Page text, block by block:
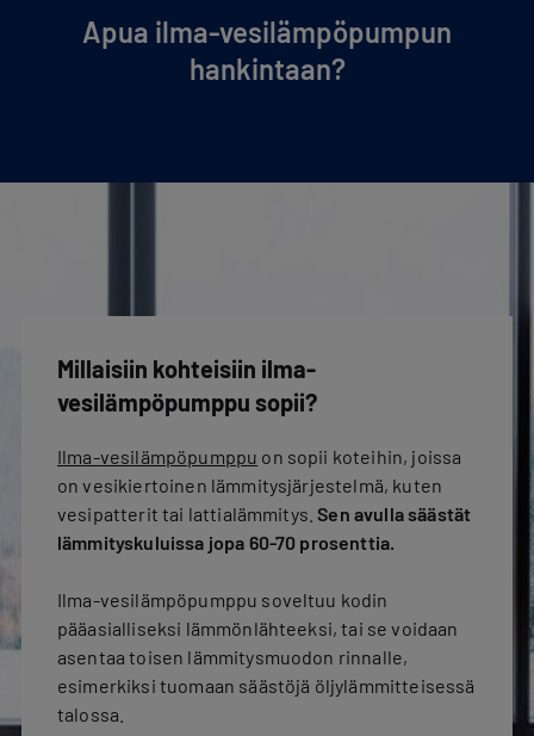
Apua ilma-ve­si­läm­pö­pum­pun
hankintaan?
Millaisiin kohteisiin ilma-
vesilämpöpumppu sopii?
Ilma-vesilämpöpumppu on sopii koteihin, joissa
on vesikiertoinen lämmitysjärjestelmä, kuten
vesipatterit tai lattialämmitys.Sen avulla säästät
lämmityskuluissa jopa 60-70 prosenttia.
Ilma-vesilämpöpumppu soveltuu kodin
pääasialliseksi lämmönlähteeksi, tai se voidaan
asentaa toisen lämmitysmuodon rinnalle,
esimerkiksi tuomaan säästöjä öljylämmitteisessä
talossa.